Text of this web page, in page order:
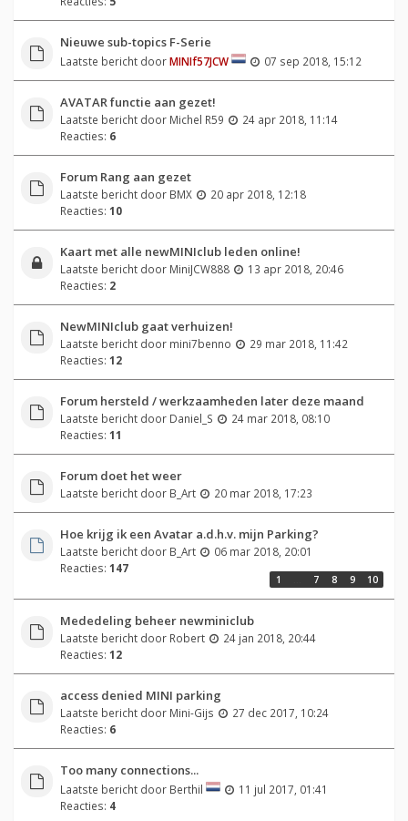
Nieuwe sub-topics F-Serie
Laatste bericht doorMINIf57JCW 07 sep 2018, 15:12
AVATAR functie aan gezet!
Laatste bericht door Michel R59
24 apr 2018, 11:14
Reacties: 6
Forum Rang aan gezet
Laatste bericht door BMX
20 apr 2018, 12:18
Reacties: 10
Kaart met alle newMINIclub leden online!
Laatste bericht door MiniJCW888
13 apr 2018, 20:46
Reacties: 2
NewMINIclub gaat verhuizen!
Laatste bericht door mini7benno
29 mar 2018, 11:42
Reacties: 12
Forum hersteld / werkzaamheden later deze maand
Laatste bericht door Daniel_S
24 mar 2018, 08:10
Reacties: 11
Forum doet het weer
Laatste bericht door B_Art 20 mar 2018, 17:23
Hoe krijg ik een Avatar a.d.h.v. mijn Parking?
Laatste bericht door B_Art
06 mar 2018, 20:01
Reacties: 147
1 7 8 9 10
Mededeling beheer newminiclub
Laatste bericht door Robert
24 jan 2018, 20:44
Reacties: 12
access denied MINI parking
Laatste bericht door Mini-Gijs
27 dec 2017, 10:24
Reacties: 6
Too many connections...
Laatste bericht door Berthil
11 jul 2017, 01:41
Reacties: 4